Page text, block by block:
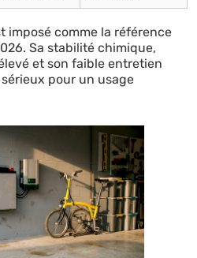
imposé comme la référence
Sa stabilité chimique,
et son faible entretien
pour un usage